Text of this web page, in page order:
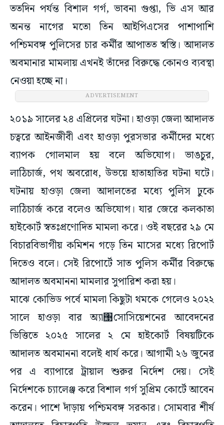
ততদিন পর্যন্ত বিশাল গর্গ, ভাবনা গুপ্তা, ভি এস আর
অনন্ত নাগের মতো তিন আইপিএসের পাশাপাশি
পশ্চিমবঙ্গ পুলিসের চার কর্মীর আপাতত স্বস্তি। আদালত
অবমানার মামলায় এখনই তাঁদের বিরুদ্ধে কোনও ব্যবস্থা
নেওয়া হচ্ছে না।
ADVERTISEMENT
২০১৯ সালের ২৪ এপ্রিলের ঘটনা। হাওড়া জেলা আদালত
চত্বরে আইনজীবী এবং হাওড়া পুরসভার কর্মীদের মধ্যে
ব্যাপক গোলমাল হয় বলে অভিযোগ। ভাঙচুর,
লাঠিচার্জ, পথ অবরোধ, উভয়ে হাতাহাতির ঘটনা ঘটে।
ঘটনায় হাওড়া জেলা আদালতের মধ্যে পুলিস ঢুকে
লাঠিচার্জ করে বলেও অভিযোগ। যার জেরে কলকাতা
হাইকোর্ট স্বতঃপ্রণোদিত মামলা করে। ওই বছরের ২৯ মে
বিচারবিভাগীয় কমিশন গড়ে তিন মাসের মধ্যে রিপোর্ট
দিতেও বলে। সেই রিপোর্টে সাত পুলিস কর্মীর বিরুদ্ধে
আদালত অবমাননা মামলার সুপারিশ করা হয়।
মাঝে কোভিড পর্বে মামলা কিছুটা থমকে গেলেও ২০২২
সালে হাওড়া বার অ্যা঩সোসিয়েশনের আবেদনের
ভিত্তিতে ২০২৫ সালের ২ মে হাইকোর্ট বিষয়টিকে
আদালত অবমাননা বলেই ধার্য করে। আগামী ২৬ জুনের
পর এ ব্যাপারে ট্রায়াল শুরুর নির্দেশ দেয়। সেই
নির্দেশকে চ্যালেঞ্জ করে বিশাল গর্গ সুপ্রিম কোর্টে আবেন
করেন। পাশে দাঁড়ায় পশ্চিমবঙ্গ সরকার। সোমবার শীর্ষ